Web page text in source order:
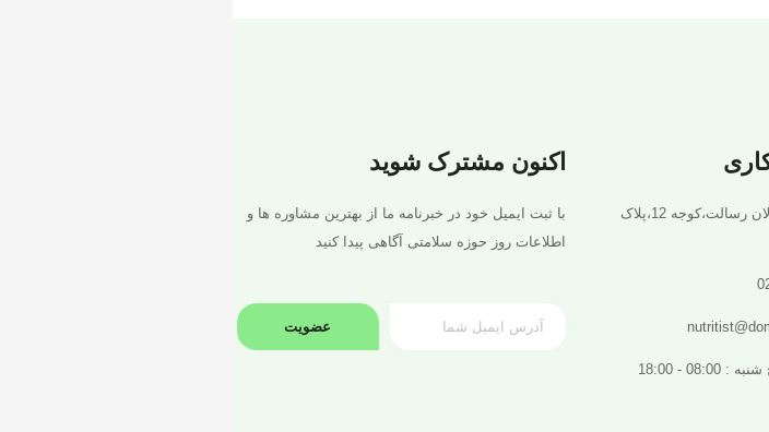
تهران،خیالان رسالت،کوجه 12،پلاک
- 18:00
اکنون مشترک شوید
با ثبت ایمیل خود در خبرنامه ما از بهترین مشاوره ها و
اطلاعات روز حوزه سلامتی آگاهی پیدا کنید
عضویت